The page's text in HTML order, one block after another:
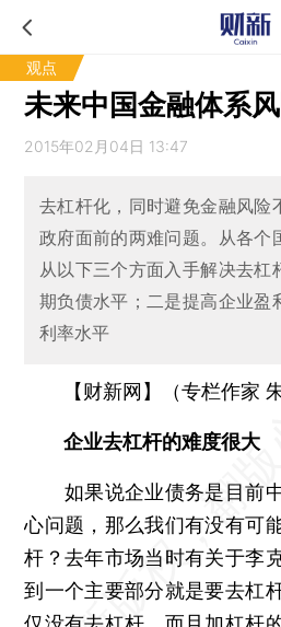
观点
未来中国金融体系
2015年02月04日 13:47
去杠杆化，同时避免金融风险
政府面前的两难问题。从各个
从以下三个方面入手解决去杠
期负债水平；二是提高企业盈
利率水平
【财新网】（专栏作家
企业去杠杆的难度很大
如果说企业债务是目前中
心问题，那么我们有没有可
杆？去年市场当时有关于李
到一个主要部分就是要去杠